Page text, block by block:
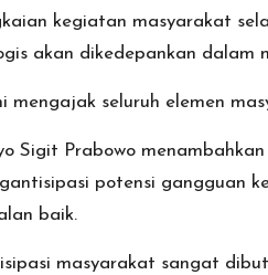
kegiatan masyarakat
akan dikedepankan dalam
mengajak seluruh elemen
Sigit Prabowo
potensi gangguan
baik.
masyarakat sangat